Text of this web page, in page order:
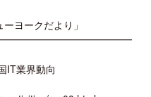
ヨークだより」
IT業界動向